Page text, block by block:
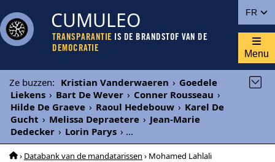
FR
CUMULEO
TRANSPARANTIE IS DE BRANDSTOF VAN DE
DEMOCRATIE
Menu
Ze buzzen: Kristian Vanderwaeren › Goedele
Liekens › Bart De Wever › Conner Rousseau ›
Hilde De Graeve › Raoul Hedebouw › Karel De
Gucht › Melissa Depraetere › Jean-Marie
Dedecker › Lorin Parys › ...
› Databank van de mandatarissen › Mohamed Lahlali